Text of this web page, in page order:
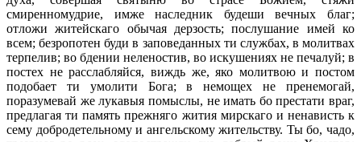
смиренномудрие, имже наследник будеши вечных благ;
отложи житейскаго обычая дерзость; послушание имей ко
всем; безропотен буди в заповеданных ти службах, в молитвах
терпелив; во бдении неленостив, во искушениях не печалуй; в
постех не расслабляйся, виждь же, яко молитвою и постом
подобает ти умолити Бога; в немощех не пренемогай,
поразумевай же лукавыя помыслы, не имать бо престати враг,
предлагая ти память прежняго жития мирскаго и ненависть к
сему добродетельному и ангельскому жительству. Ты бо, чадо,